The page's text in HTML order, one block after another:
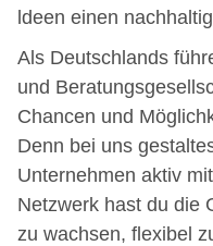
ldeen einen
Als Deutschlands
und
Chancen und
Denn bei uns
Unternehmen aktiv
Netzwerk hast du die
zu wachsen, flexibel